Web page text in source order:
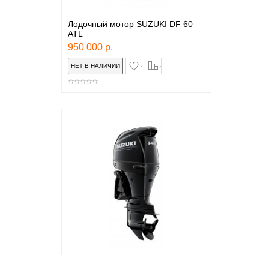
Лодочный мотор SUZUKI DF 60
ATL
950 000 р.
в закладки